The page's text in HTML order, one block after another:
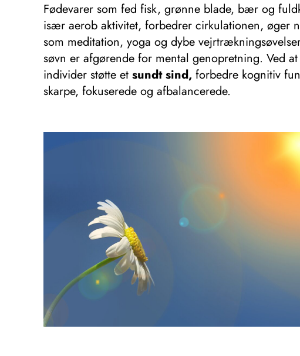
Fødevarer som fed fisk, grønne blade, bær og
især aerob aktivitet, forbedrer cirkulationen, øger
som meditation, yoga og dybe
søvn er afgørende for mental genopretning. Ved
individer støtte etsundt sind, forbedre kognitiv
skarpe, fokuserede og afbalancerede.